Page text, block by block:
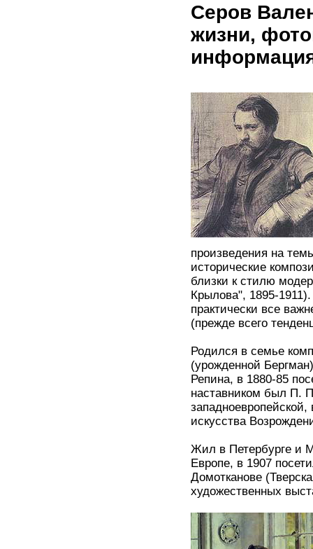
Серов
жизни,
произведения на
исторические
близки к стилю
Крылова", 1895-
практически все
(прежде всего
Родился в семье
(урожденной
Репина, в 1880-85
наставником был П.
искусства
Жил в Петербурге и
Европе, в 1907
Домотканове
художественных